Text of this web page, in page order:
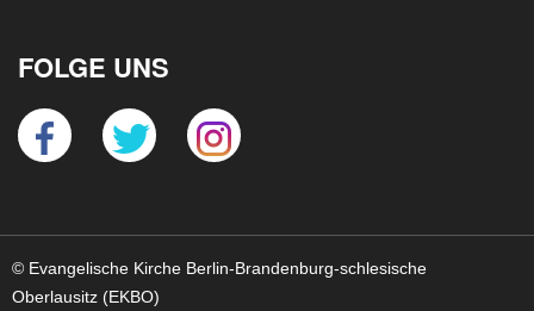
FOLGE UNS
© Evangelische Kirche Berlin-Brandenburg-schlesische
Oberlausitz (EKBO)